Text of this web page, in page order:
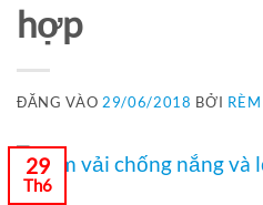
hợp
ĐĂNG VÀO29/06/2018 BỞI
29
Th6